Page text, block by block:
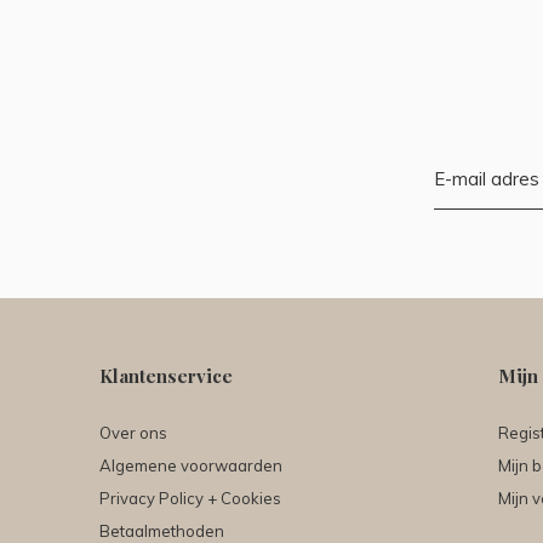
Klantenservice
Over ons
Algemene voorwaarden
Privacy Policy + Cookies
Betaalmethoden
Mijn
Mijn
Mijn